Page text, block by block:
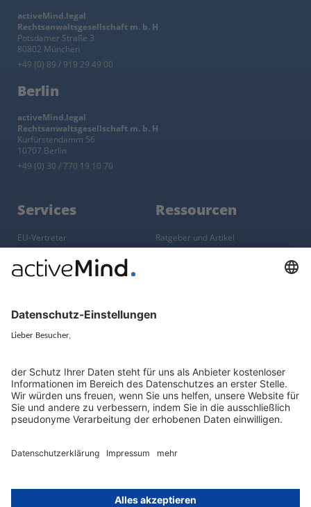
activeMind.legal
Rechtsanwaltsgesellschaft m. b. H
Potsdamer Straße 3
80802 München
+49 (0) 89 / 919 29 49 00
Berlin
activeMind.legal
Rechtsanwaltsgesellschaft m. b. H
Kurfürstendamm 56
10707 Berlin
+49 (0) 30 / 770 19 10 70
Services
EU-Vertreter
Konzern-Datenschutz
Künstliche Intelligenz
Hinweisgebersystem mit
Whistleblowing-Ombudsperson
Ressourcen
Ratgeber und Artikel
Über
Über uns
Unsere Experten
Presse, Medien & Events
Gruppe
activeMind AG (Deutschland)
activeMind.ch (Schweiz)
Königreich)
Online-Schulungs-Portal